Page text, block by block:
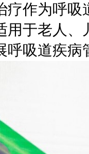
疗作为呼
用于老人、
呼吸道疾